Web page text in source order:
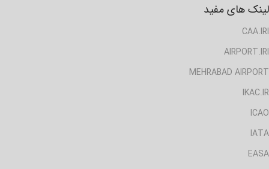
لینک های مفید
CAA.IRI
AIRPORT.IRI
MEHRABAD AIRPORT
IKAC.IR
ICAO
IATA
EASA